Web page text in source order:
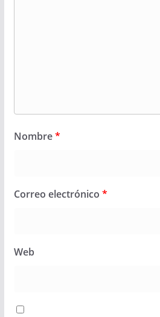
Nombre*
Correo electrónico *
Web